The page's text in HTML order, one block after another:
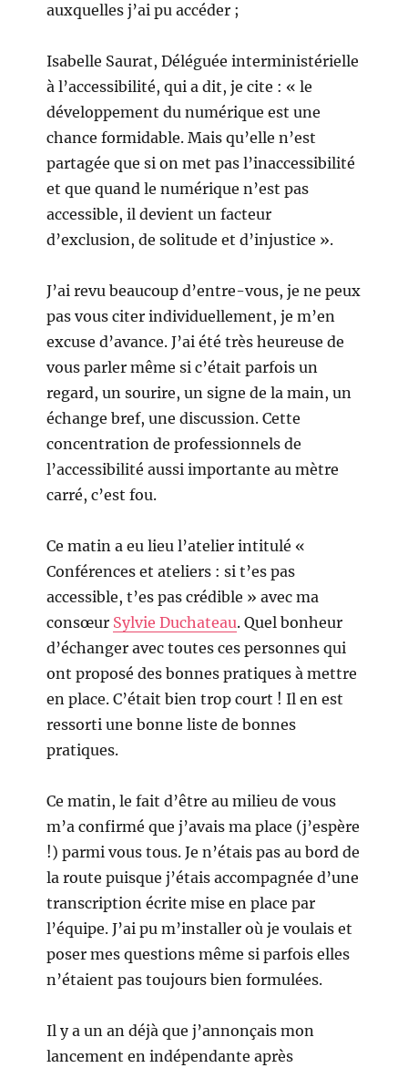
auxquelles j’ai pu accéder ;
Isabelle Saurat, Déléguée interministérielle
à l’accessibilité, qui a dit, je cite : « le
développement du numérique est une
chance formidable. Mais qu’elle n’est
partagée que si on met pas l’inaccessibilité
et que quand le numérique n’est pas
accessible, il devient un facteur
d’exclusion, de solitude et d’injustice ».
J’ai revu beaucoup d’entre-vous, je ne peux
pas vous citer individuellement, je m’en
excuse d’avance. J’ai été très heureuse de
vous parler même si c’était parfois un
regard, un sourire, un signe de la main, un
échange bref, une discussion. Cette
concentration de professionnels de
l’accessibilité aussi importante au mètre
carré, c’est fou.
Ce matin a eu lieu l’atelier intitulé «
Conférences et ateliers : si t’es pas
accessible, t’es pas crédible » avec ma
consœur Sylvie Duchateau. Quel bonheur
d’échanger avec toutes ces personnes qui
ont proposé des bonnes pratiques à mettre
en place. C’était bien trop court ! Il en est
ressorti une bonne liste de bonnes
pratiques.
Ce matin, le fait d’être au milieu de vous
m’a confirmé que j’avais ma place (j’espère
!) parmi vous tous. Je n’étais pas au bord de
la route puisque j’étais accompagnée d’une
transcription écrite mise en place par
l’équipe. J’ai pu m’installer où je voulais et
poser mes questions même si parfois elles
n’étaient pas toujours bien formulées.
Il y a un an déjà que j’annonçais mon
lancement en indépendante après